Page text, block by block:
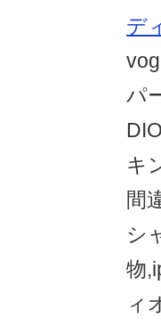
デ
パ
キ
間
シ
物
ィ